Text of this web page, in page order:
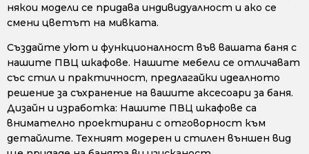
някои модели се придава индивидуалност и ако се
смени цветът на мивката.
Създайте уют и функционалност във вашата баня с
нашите ПВЦ шкафове. Нашите мебели се отличават
със стил и практичност, предлагайки идеалното
решение за съхранение на вашите аксесоари за баня.
Дизайн и изработка: Нашите ПВЦ шкафове са
внимателно проектирани с отговорност към
детайлите. Техният модерен и стилен външен вид